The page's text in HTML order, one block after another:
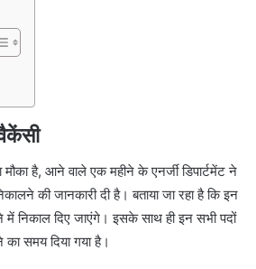
है, आने वाले एक महीने के एनर्जी डिपार्टमेंट ने
की जानकारी दी है। बताया जा रहा है कि इन
में निकाल दिए जाएंगे। इसके साथ ही इन सभी पदों
समय दिया गया है।